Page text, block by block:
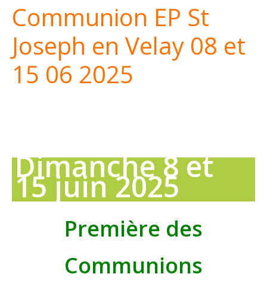
Communion EP St
Joseph en Velay 08 et
15 06 2025
Dimanche 8 et
15 juin 2025
Première des
Communions